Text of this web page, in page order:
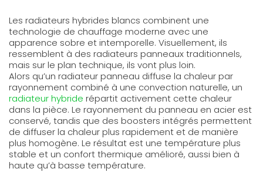
Les radiateurs hybrides blancs combinent une
technologie de chauffage moderne avec une
apparence sobre et intemporelle. Visuellement, ils
ressemblent à des radiateurs panneaux traditionnels,
mais sur le plan technique, ils vont plus loin.
Alors qu’un radiateur panneau diffuse la chaleur par
rayonnement combiné à une convection naturelle, un
radiateur hybride répartit activement cette chaleur
dans la pièce. Le rayonnement du panneau en acier est
conservé, tandis que des boosters intégrés permettent
de diffuser la chaleur plus rapidement et de manière
plus homogène. Le résultat est une température plus
stable et un confort thermique amélioré, aussi bien à
haute qu’à basse température.